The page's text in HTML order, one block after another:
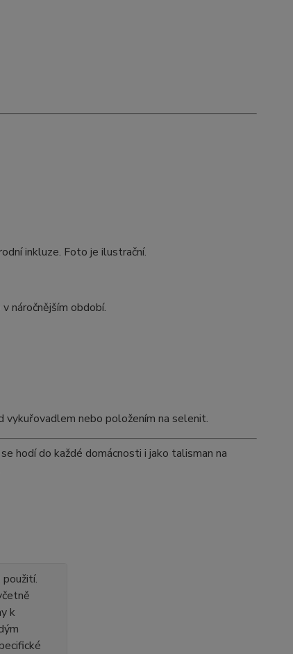
inkluze. Foto je ilustrační.
náročnějším období.
nebo položením na selenit.
hodí do každé domácnosti i jako talisman na
k